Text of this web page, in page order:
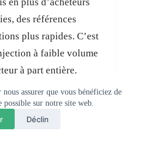
assurer que vous bénéficiez de
possible sur notre site web.
Déclin
des références
plus rapides. C’est
à faible volume
à part entière.
du moulage par
Chat with us